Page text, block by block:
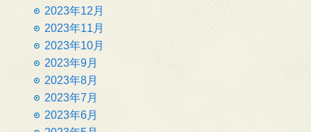
2023年12月
2023年11月
2023年10月
2023年9月
2023年8月
2023年7月
2023年6月